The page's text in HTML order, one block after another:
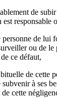
de
responsable
personne de lui
ou de le
ce défaut,
de cette
à ses
cette